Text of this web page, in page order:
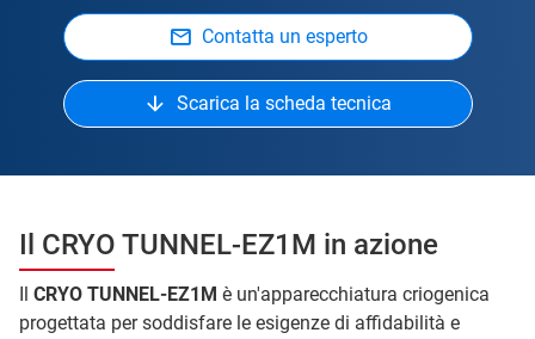
Contatta un esperto
Scarica la scheda tecnica
Il CRYO TUNNEL-EZ1M in azione
Il CRYO TUNNEL-EZ1M è un'apparecchiatura criogenica
progettata per soddisfare le esigenze di affidabilità e